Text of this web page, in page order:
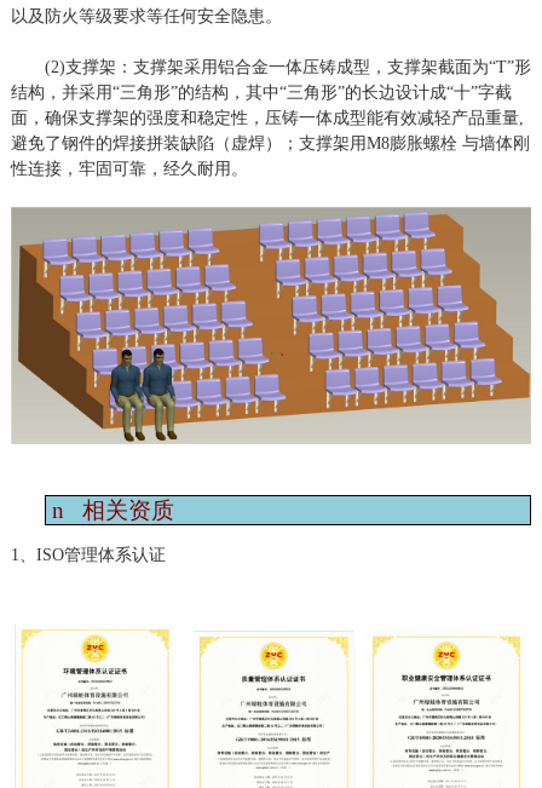
以及防火等级要求等任何安全隐患。
(2)支撑架：支撑架采用铝合金一体压铸成型，支撑架截面为“T”形
结构，并采用“三角形”的结构，其中“三角形”的长边设计成“十”字截
面，确保支撑架的强度和稳定性，压铸一体成型能有效减轻产品重量,
避免了钢件的焊接拼装缺陷（虚焊）；支撑架用M8膨胀螺栓 与墙体刚
性连接，牢固可靠，经久耐用。
n 相关资质
1、ISO管理体系认证